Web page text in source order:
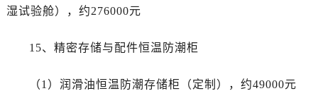
湿试验舱），约276000元
15、精密存储与配件恒温防潮柜
（1）润滑油恒温防潮存储柜（定制），约49000元